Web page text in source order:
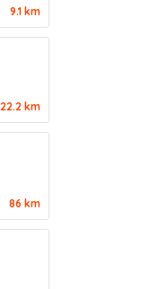
9.1 km
22.2 km
86 km